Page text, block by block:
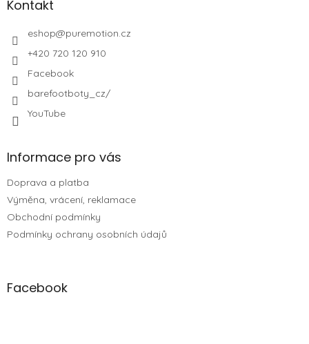
Kontakt
eshop@puremotion.cz
+420 720 120 910
Facebook
barefootboty_cz/
YouTube
Informace pro vás
Doprava a platba
Výměna, vrácení, reklamace
Obchodní podmínky
Podmínky ochrany osobních údajů
Facebook